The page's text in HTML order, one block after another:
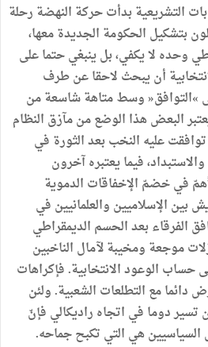
التشريعية بدأت حركة النهضة رحلة
بتشكيل الحكومة الجديدة معها،
وحده لا يكفي، بل ينبغي حتما على
أن يبحث لاحقا عن طرف
»التوافق« وسط متاهة شاسعة من
البعض هذا الوضع من مآزق النظام
عليه النخب بعد الثورة في
فيما يعتبره آخرون
في خضمّ الإخفاقات الدموية
بين الإسلاميين والعلمانيين في
الفرقاء بعد الحسم الديمقراطي
موجعة ومخيبة لآمال الناخبين
حساب الوعود الانتخابية. فإكراهات
دائما مع التطلعات الشعبية. ولئن
تسير دوما في اتجاه راديكالي فإنّ
السياسيين هي التي تكبح جماحه.